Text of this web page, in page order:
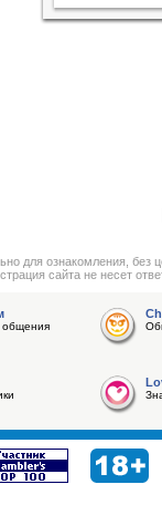
для ознакомления,
сайта не несет